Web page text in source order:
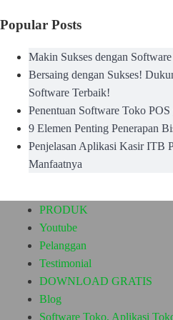
Popular Posts
Makin Sukses dengan
Bersaing dengan Sukses!
Software Terbaik!
Penentuan Software Toko
9 Elemen Penting Penerapan
Penjelasan Aplikasi Kasir ITB
Manfaatnya
PRODUK
Youtube
Pelanggan
Testimonial
DOWNLOAD GRATIS
Blog
Software Toko, Aplikasi